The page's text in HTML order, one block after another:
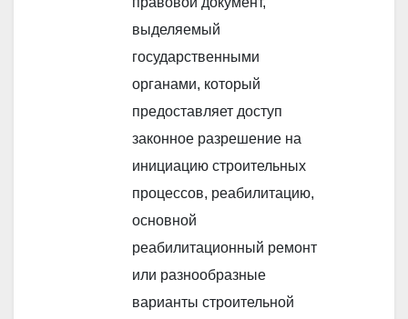
выделяемый
государственными
органами, который
предоставляет доступ
законное разрешение на
инициацию строительных
процессов, реабилитацию,
основной
реабилитационный ремонт
или разнообразные
варианты строительной